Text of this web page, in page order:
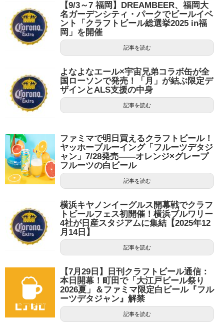
【9/3～7 福岡】DREAMBEER、福岡大
名ガーデンシティ・パークでビールイベ
ント「クラフトビール総選挙2025 in福
岡」を開催
記事を読む
よなよなエール×宇宙兄弟コラボ缶が全
国ローソンで発売！「月」が結ぶ限定デ
ザインとALS支援の中身
記事を読む
ファミマで明日買えるクラフトビール！
ヤッホーブルーイング「フルーツデタジ
ャン」7/28発売——オレンジ×グレープ
フルーツの白ビール
記事を読む
横浜キヤノンイーグルス開幕戦でクラフ
トビールフェス初開催！横浜ブルワリー
4社が日産スタジアムに集結【2025年12
月14日】
記事を読む
【7月29日】日刊クラフトビール通信：
本日開幕！町田で「大江戸ビール祭り
2026夏」＆ファミマ限定白ビール『フル
ーツデタジャン』解禁
記事を読む